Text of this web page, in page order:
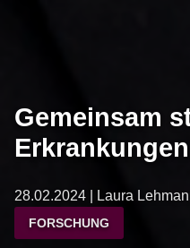
Gemeinsam
Erkrankungen
28.02.2024 | Laura
FORSCHUNG